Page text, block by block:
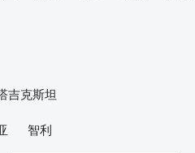
吉克斯坦
智利